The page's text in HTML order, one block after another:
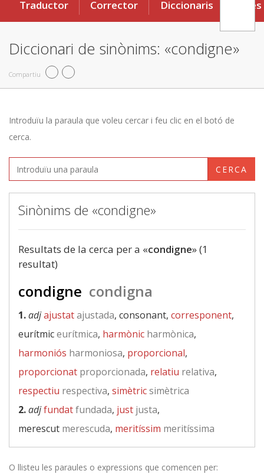
Traductor Corrector Diccionaris Eines
Diccionari de sinònims: «condigne»
Compartiu
Introduïu la paraula que voleu cercar i feu clic en el botó de
cerca.
CERCA
Sinònims de «condigne»
Resultats de la cerca per a «condigne» (1
resultat)
condigne condigna
1.adjajustatajustada, consonant, corresponent,
eurítmiceurítmica, harmònic harmònica,
harmoniós harmoniosa, proporcional,
proporcionat proporcionada, relatiu relativa,
respectiu respectiva, simètricsimètrica
2.adjfundatfundada, just justa,
merescut merescuda, meritíssim meritíssima
O llisteu les paraules o expressions que comencen per: